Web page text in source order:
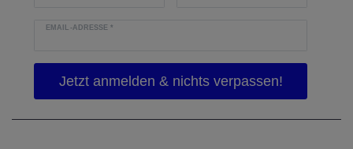
EMAIL-ADRESSE*